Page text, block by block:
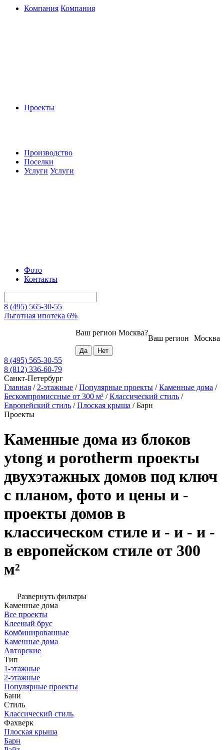
Компания Компания
Проекты
Производство
Поселки
Услуги Услуги
Фото
Контакты
8 (495) 565-30-55
Льготная ипотека 6%
Москва
Ваш регион
Ваш регион Москва?
8 (495) 565-30-55
8 (812) 336-60-79
Санкт-Петербург
Главная / 2-этажные /Популярные проекты /Каменные дома /
Бескомпромиссные от 300 м² /Классический стиль /
Европейский стиль /Плоская крыша /Барн
Проекты
Каменные дома из блоков
ytong и porotherm проекты
двухэтажных домов под ключ
с планом, фото и цены и -
проекты домов в
классическом стиле и - и - и -
в европейском стиле от 300
м²
Развернуть фильтры
Каменные дома
Все проекты
Клееный брус
Комбинированные
Каменные дома
Авторские
Тип
1-этажные
2-этажные
Популярные проекты
Бани
Стиль
Классический стиль
Фахверк
Плоская крыша
Барн